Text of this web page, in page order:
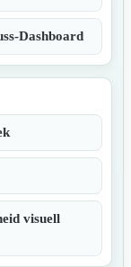
Dashboard
visuell